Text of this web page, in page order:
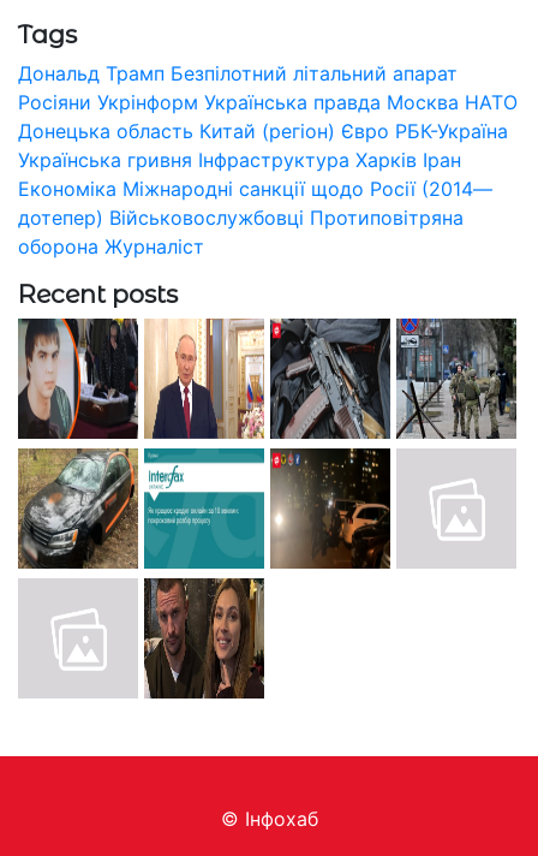
Tags
Дональд Трамп Безпілотний літальний апарат
Росіяни Укрінформ Українська правда Москва НАТО
Донецька область Китай (регіон) Євро РБК-Україна
Українська гривня Інфраструктура Харків Іран
Економіка Міжнародні санкції щодо Росії (2014—
дотепер) Військовослужбовці Протиповітряна
оборона Журналіст
Recent posts
© Інфохаб